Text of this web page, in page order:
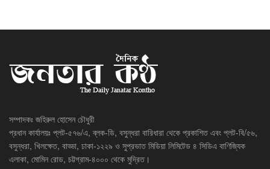
সম্পাদকঃ জহিরুল হোসেন চৌধুরী
প্রধান কার্যালয়ঃ প্লট-৫৭৬/এ, ব্লক-ডি, বসুন্ধরা বারিধারা থেকে প্রকাশিত এবং প্লট-বি/৫৬,
বসুন্ধরা, খিলক্ষেত, বাড্ডা, ঢাকা-১২২৯ ও সুপ্রভাত মিডিয়া লিমিটেড ৪ সিডিএ বাণিজ্যিক
এলাকা, মোমিন রোড, চট্টগ্রাম-৪০০০ থেকে মুদ্রিত।